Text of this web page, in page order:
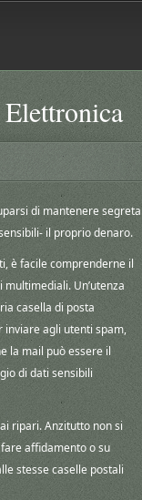
di mantenere segreta
il proprio denaro.
è facile comprenderne il
Un’utenza
casella di posta
inviare agli utenti spam,
la mail può essere il
di dati sensibili
ripari. Anzitutto non si
affidamento o su
stesse caselle postali